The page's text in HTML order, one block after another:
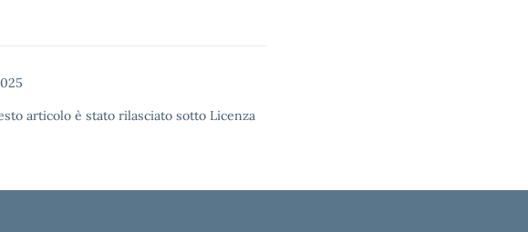
articolo è stato rilasciato sotto Licenza